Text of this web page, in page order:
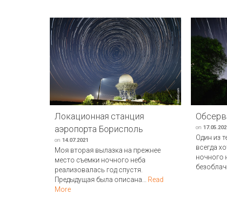
Локационная станция
аэропорта Борисполь
on 14.07.2021
Моя вторая вылазка на прежнее
место съемки ночного неба
реализовалась год спустя.
Предыдущая была описана... Read
More
on
Один из
всегда
ночного